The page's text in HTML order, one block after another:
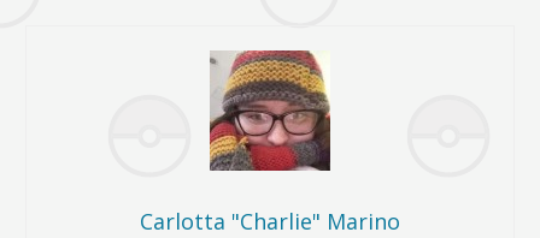
Carlotta "Charlie" Marino